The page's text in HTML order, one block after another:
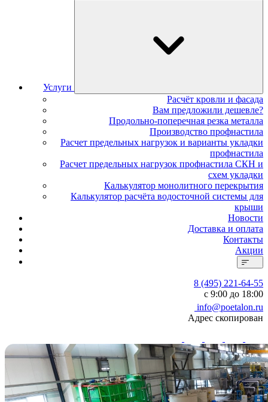
Услуги
Расчёт кровли и фасада
Вам предложили дешевле?
Продольно-поперечная резка металла
Производство профнастила
Расчет предельных нагрузок и варианты укладки
профнастила
Расчет предельных нагрузок профнастила СКН и
схем укладки
Калькулятор монолитного перекрытия
Калькулятор расчёта водосточной системы для
крыши
Новости
Доставка и оплата
Контакты
Акции
8 (495) 221-64-55
с 9:00 до 18:00
info@poetalon.ru
Адрес скопирован